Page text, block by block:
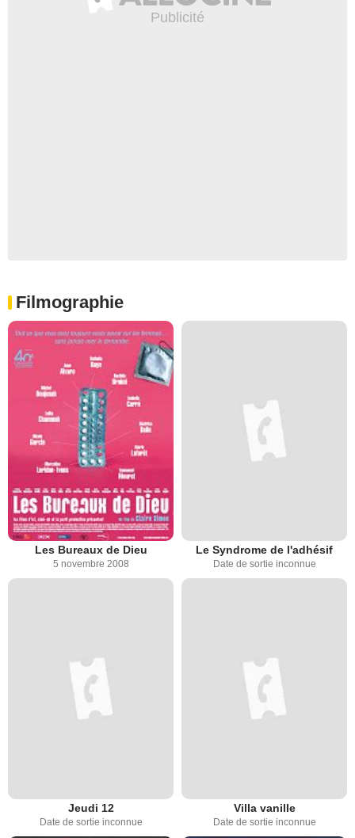
Filmographie
Les Bureaux de Dieu
5 novembre 2008
Le Syndrome de l'adhésif
Date de sortie inconnue
Jeudi 12
Date de sortie inconnue
Villa vanille
Date de sortie inconnue